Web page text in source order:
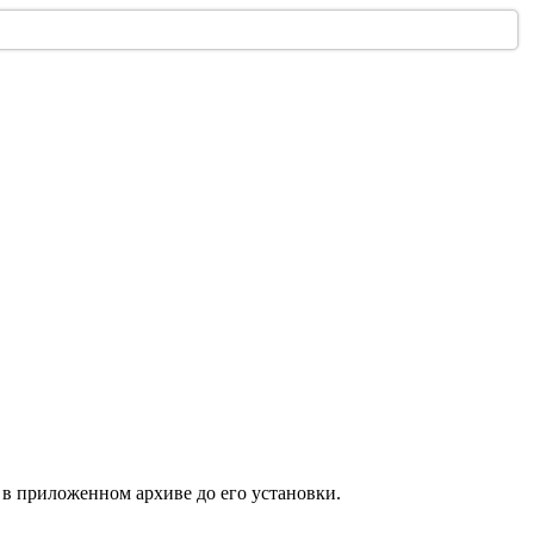
приложенном архиве до его установки.